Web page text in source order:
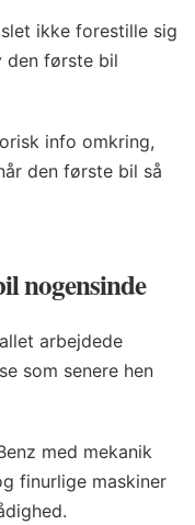
ikke forestille sig
den første bil
info omkring,
den første bil så
nogensinde
arbejdede
som senere hen
med mekanik
finurlige maskiner